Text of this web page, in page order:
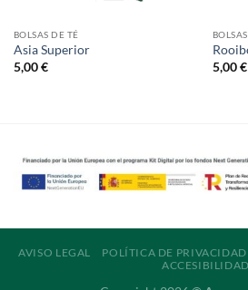
BOLSAS DE TÉ
Asia Superior
5,00€
5,00€
AVISO LEGAL POLÍTICA DE PRIVACIDAD
ACCESIBILIDAD